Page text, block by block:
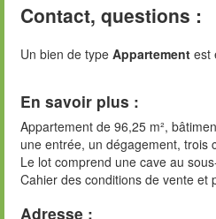
Contact, questions :
Un bien de type Appartement est
En savoir plus :
Appartement de 96,25 m²,
une entrée, un dégagement, trois
Le lot comprend une cave au
Cahier des conditions de vente et
Adresse :